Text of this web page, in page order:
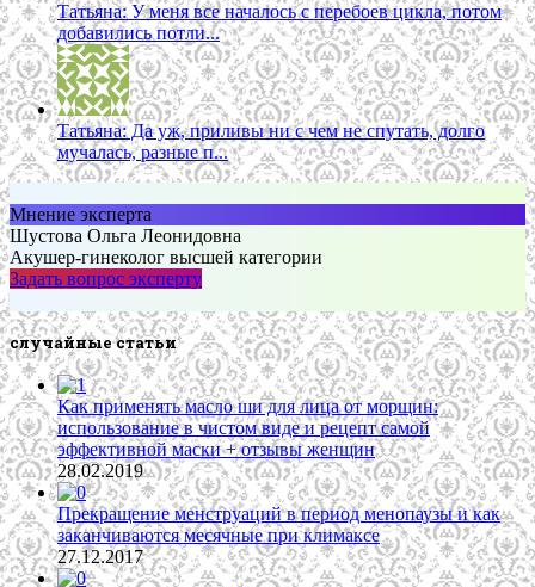
Татьяна: У меня все началось с перебоев цикла, потом
добавились потли...
Татьяна: Да уж, приливы ни с чем не спутать, долго
мучалась, разные п...
Мнение эксперта
Шустова Ольга Леонидовна
Акушер-гинеколог высшей категории
Задать вопрос эксперту
случайные статьи
Как применять масло ши для лица от морщин:
использование в чистом виде и рецепт самой
эффективной маски + отзывы женщин
28.02.2019
Прекращение менструаций в период менопаузы и как
заканчиваются месячные при климаксе
27.12.2017